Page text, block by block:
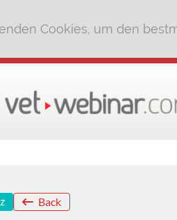
Cookies, um den
Back